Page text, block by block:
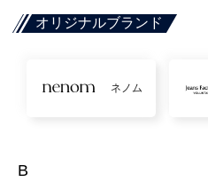
オリジナルブランド
ネノム
B